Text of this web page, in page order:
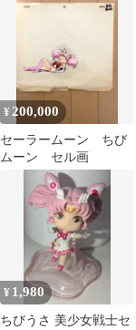
¥200,000
セーラームーン ちび
ムーン セル画
¥ 1,980
ちびうさ 美少女戦士セ